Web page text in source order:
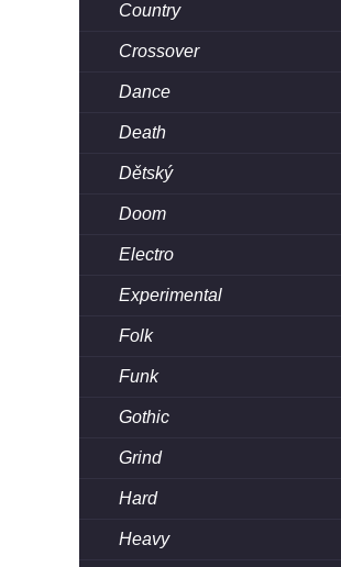
Country
Crossover
Dance
Death
Dětský
Doom
Electro
Experimental
Folk
Funk
Gothic
Grind
Hard
Heavy